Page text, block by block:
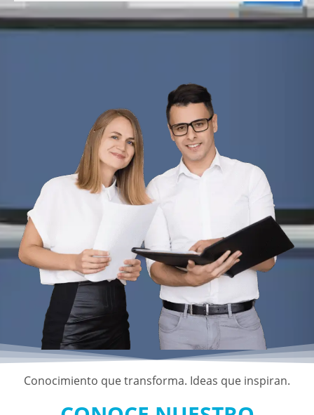
Conocimiento que transforma. Ideas que inspiran.
CONOCE NUESTRO